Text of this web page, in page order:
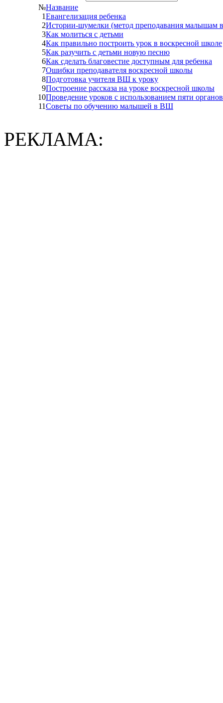
№Название
1Евангелизация ребенка
2Истории-шумелки (метод преподавания малышам
3Как молиться с детьми
4Как правильно построить урок в воскресной школе
5Как разучить с детьми новую песню
6Как сделать благовестие доступным для ребенка
7Ошибки преподавателя воскресной школы
8Подготовка учителя ВШ к уроку
9Построение рассказа на уроке воскресной школы
10Проведение уроков с использованием пяти
11Советы по обучению малышей в ВШ
РЕКЛАМА: